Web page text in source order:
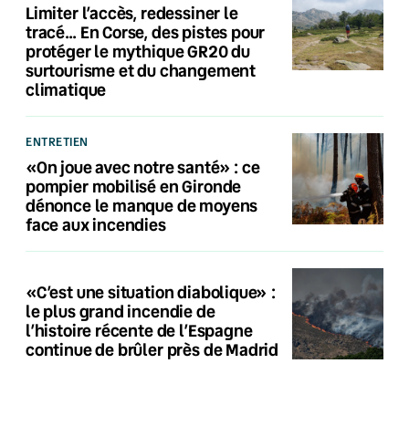
Limiter l’accès, redessiner le
tracé… En Corse, des pistes pour
protéger le mythique GR20 du
surtourisme et du changement
climatique
ENTRETIEN
«On joue avec notre santé» : ce
pompier mobilisé en Gironde
dénonce le manque de moyens
face aux incendies
«C’est une situation diabolique» :
le plus grand incendie de
l’histoire récente de l’Espagne
continue de brûler près de Madrid